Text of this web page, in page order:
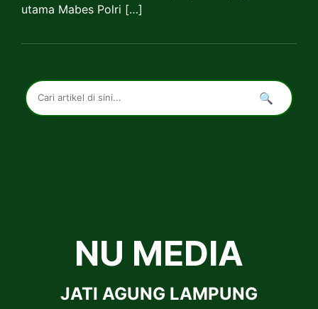
utama Mabes Polri […]
🔍
NU MEDIA
JATI AGUNG LAMPUNG